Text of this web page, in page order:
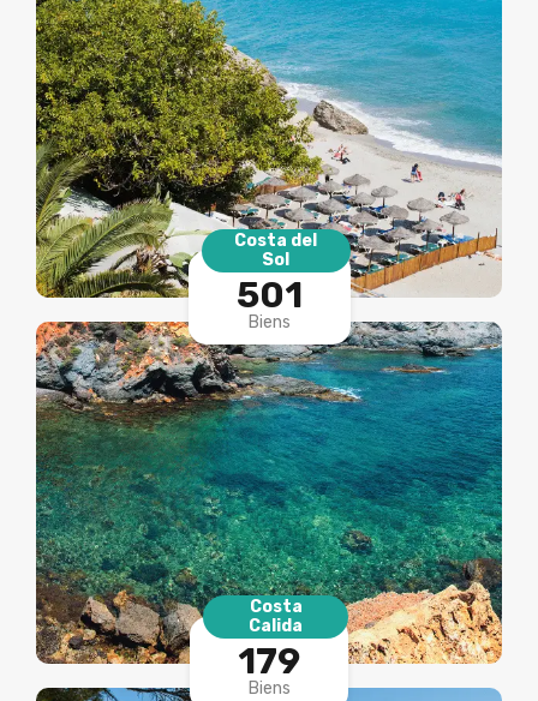
Costa del
Sol
501
Biens
Costa
Calida
179
Biens